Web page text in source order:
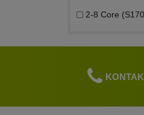
2-8 Core